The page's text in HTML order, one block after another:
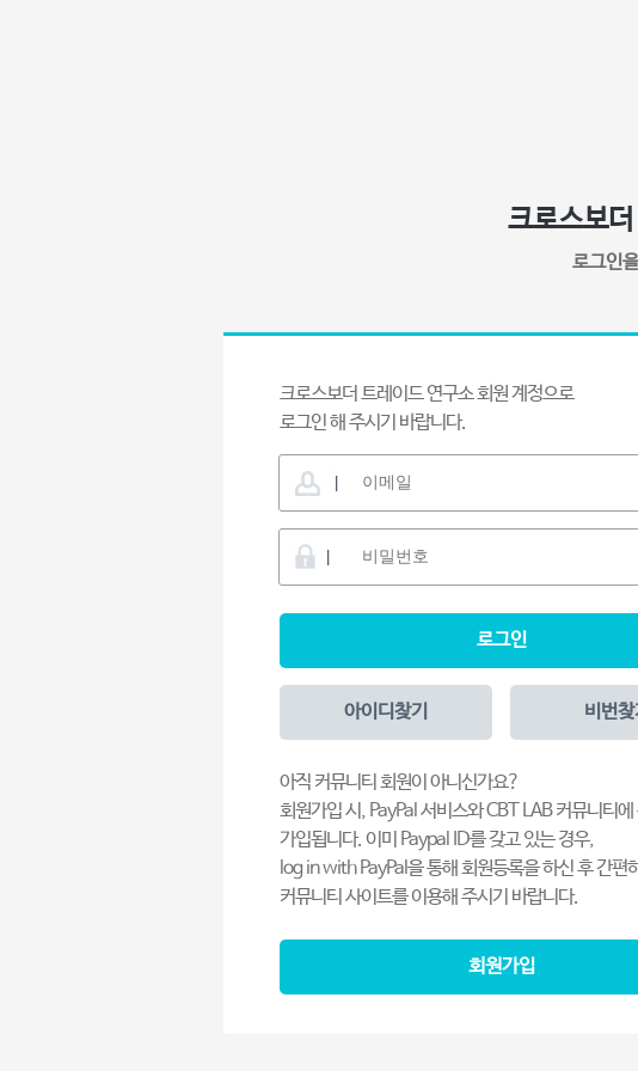
크로스보더
로그인
크로스보더 트레이드 연구소 회원 계정으로
로그인 해 주시기 바랍니다.
로그인
아이디찾기 비번찾
아직 커뮤니티 회원이 아니신가요?
회원가입 시, PayPal 서비스와 CBT LAB 커뮤니티에
가입됩니다. 이미 Paypal ID를 갖고 있는 경우,
log in with PayPal을 통해 회원등록을 하신 후 간편
커뮤니티 사이트를 이용해 주시기 바랍니다.
회원가입